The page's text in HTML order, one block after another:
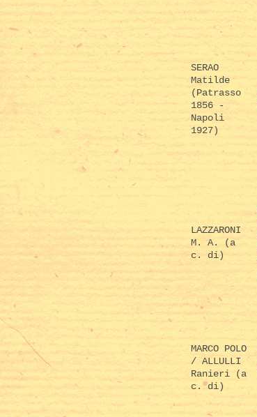
SERAO
Matilde
(Patrasso
1856 -
Napoli
1927)
LAZZARONI
M. A. (a
c. di)
MARCO POLO
/ ALLULLI
Ranieri (a
c. di)